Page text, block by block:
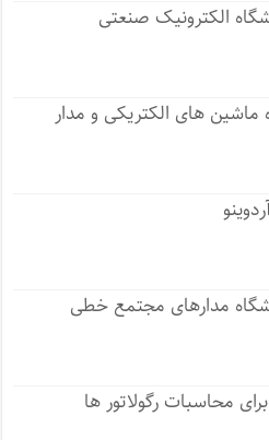
الکترونیک صنعتی
ماشین های الکتریکی و مدار
مدارهای مجتمع خطی
محاسبات رگولاتور ها